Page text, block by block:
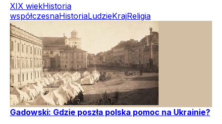
XIX wiekHistoria
współczesnaHistoriaLudzieKrajReligia
Gadowski: Gdzie poszła polska pomoc na Ukrainie?